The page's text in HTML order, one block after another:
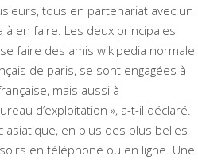
tous en partenariat avec un
à en faire. Les deux principales
faire des amis wikipedia normale
de paris, se sont engagées à
mais aussi à
d’exploitation », a-t-il déclaré.
asiatique, en plus des plus belles
en téléphone ou en ligne. Une